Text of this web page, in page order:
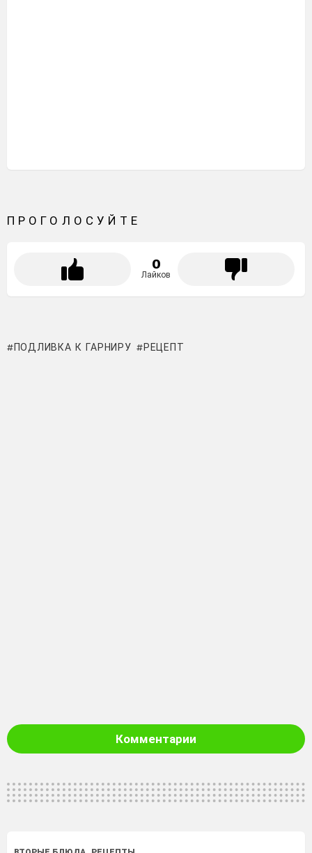
ПРОГОЛОСУЙТЕ
0
Лайков
ПОДЛИВКА К ГАРНИРУ РЕЦЕПТ
Комментарии